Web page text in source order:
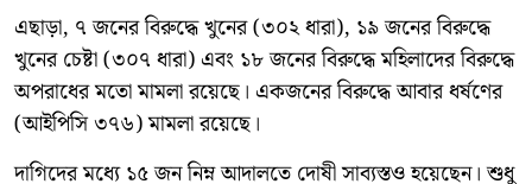
এছাড়া, ৭ জনের বিরুদ্ধে খুনের (৩০২ ধারা), ১৯ জনের বিরুদ্ধে
খুনের চেষ্টা (৩০৭ ধারা) এবং ১৮ জনের বিরুদ্ধে মহিলাদের বিরুদ্ধে
অপরাধের মতো মামলা রয়েছে। একজনের বিরুদ্ধে আবার ধর্ষণের
(আইপিসি ৩৭৬) মামলা রয়েছে।
দাগিদের মধ্যে ১৫ জন নিম্ন আদালতে দোষী সাব্যস্তও হয়েছেন। শুধু